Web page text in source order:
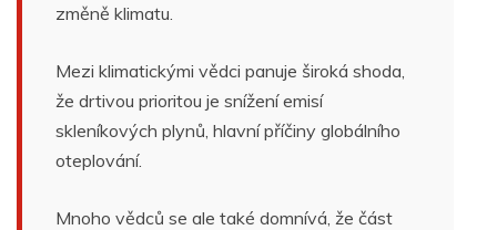
změně klimatu.
Mezi klimatickými vědci panuje široká shoda,
že drtivou prioritou je snížení emisí
skleníkových plynů, hlavní příčiny globálního
oteplování.
Mnoho vědců se ale také domnívá, že část